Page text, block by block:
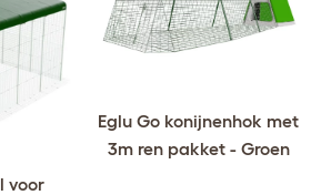
voor
Eglu Go konijnenhok met
3m ren pakket - Groen